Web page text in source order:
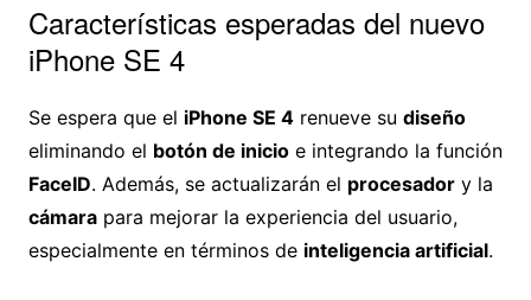
Características esperadas del nuevo
iPhone SE 4
Se espera que el iPhone SE 4renueve su diseño
eliminando el botón de inicioe integrando la función
FaceID. Además, se actualizarán el procesadory la
cámarapara mejorar la experiencia del usuario,
especialmente en términos de inteligencia artificial.